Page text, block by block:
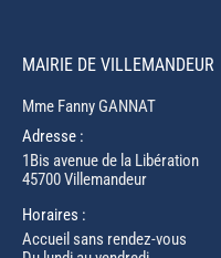
MAIRIE DE VILLEMANDEUR
Mme Fanny GANNAT
Adresse :
1Bis avenue de la Libération
45700 Villemandeur
Horaires :
Accueil sans rendez-vous